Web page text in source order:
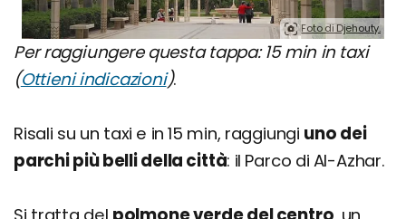
Foto di Djehouty.
Per raggiungere questa tappa: 15 min in taxi
(Ottieni indicazioni).
Risali su un taxi e in 15 min, raggiungi uno dei
parchi più belli della città: il Parco di Al-Azhar.